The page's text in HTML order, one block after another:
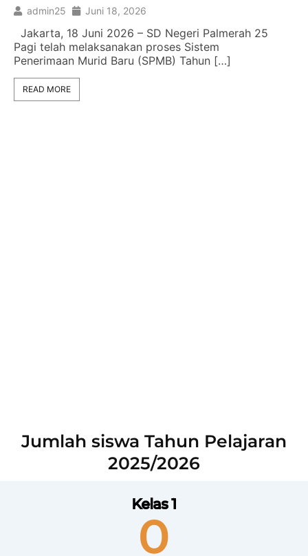
admin25 Juni 18, 2026
Jakarta, 18 Juni 2026 – SD Negeri Palmerah 25
Pagi telah melaksanakan proses Sistem
Penerimaan Murid Baru (SPMB) Tahun […]
READ MORE
Jumlah siswa Tahun Pelajaran
2025/2026
Kelas 1
0